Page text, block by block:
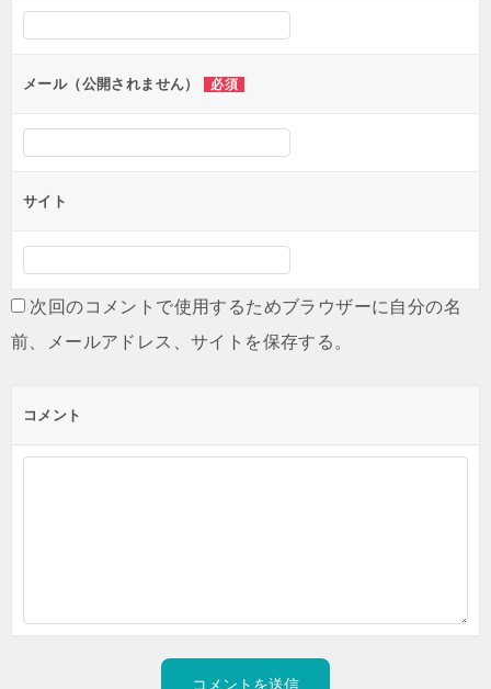
シ
ンメール（公開されません） 必須
サイト
次回のコメントで使用するためブラウザーに自分の名
前、メールアドレス、サイトを保存する。
コメント